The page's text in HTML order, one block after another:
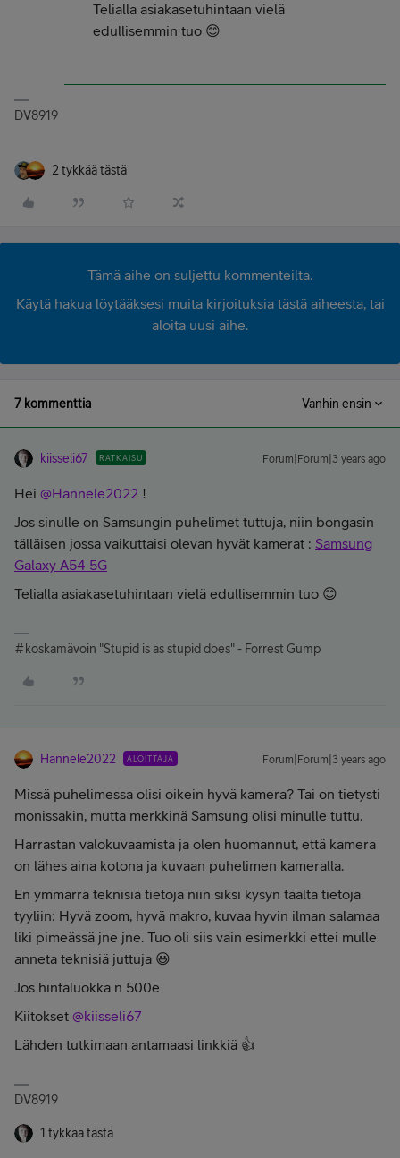
Telialla asiakasetuhintaan vielä
edullisemmin tuo 😊
DV8919
2 tykkää tästä
Tämä aihe on suljettu kommenteilta.
Käytä hakua löytääksesi muita kirjoituksia tästä aiheesta, tai
aloita uusi aihe.
7 kommenttia Vanhin ensin
kiisseli67 RATKAISU Forum|Forum|3 years ago
Hei @Hannele2022 !
Jos sinulle on Samsungin puhelimet tuttuja, niin bongasin
tälläisen jossa vaikuttaisi olevan hyvät kamerat : Samsung
Galaxy A54 5G
Telialla asiakasetuhintaan vielä edullisemmin tuo 😊
#koskamävoin "Stupid is as stupid does" - Forrest Gump
Hannele2022 ALOITTAJA Forum|Forum|3 years ago
Missä puhelimessa olisi oikein hyvä kamera? Tai on tietysti
monissakin, mutta merkkinä Samsung olisi minulle tuttu.
Harrastan valokuvaamista ja olen huomannut, että kamera
on lähes aina kotona ja kuvaan puhelimen kameralla.
En ymmärrä teknisiä tietoja niin siksi kysyn täältä tietoja
tyyliin: Hyvä zoom, hyvä makro, kuvaa hyvin ilman salamaa
liki pimeässä jne jne. Tuo oli siis vain esimerkki ettei mulle
anneta teknisiä juttuja 😃
Jos hintaluokka n 500e
Kiitokset @kiisseli67
Lähden tutkimaan antamaasi linkkiä 👍
DV8919
1 tykkää tästä